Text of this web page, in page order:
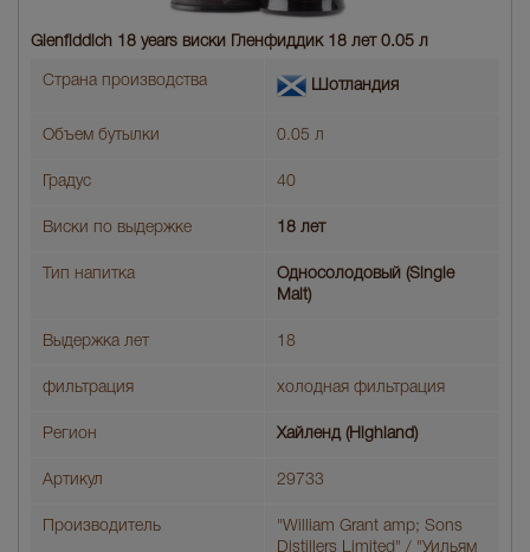
Glenfiddich 18 years виски Гленфиддик 18 лет 0.05 л
Страна производства Шотландия
Объем бутылки 0.05 л
Градус 40
Виски по выдержке 18 лет
Тип напитка
Односолодовый (Single
Malt)
Выдержка лет 18
фильтрация холодная фильтрация
Регион Хайленд (Highland)
Артикул 29733
Производитель
"William Grant amp; Sons
Distillers Limited" / "Уильям